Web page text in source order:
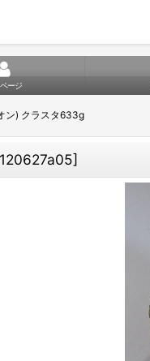
ージ
ン) クラスタ633g
]